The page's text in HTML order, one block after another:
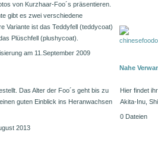
von Kurzhaar-Foo´s präsentieren.
gibt es zwei verschiedene
Variante ist das Teddyfell (teddycoat)
Plüschfell (plushycoat).
am 11.September 2009
Das Alter der Foo´s geht bis zu
guten Einblick ins Heranwachsen
2013
Nahe
Hier findet
Akita-Inu,
0 Dateien